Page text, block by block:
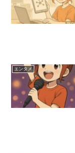
エンタメ